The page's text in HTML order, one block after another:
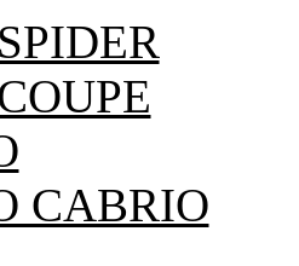
CABRIO